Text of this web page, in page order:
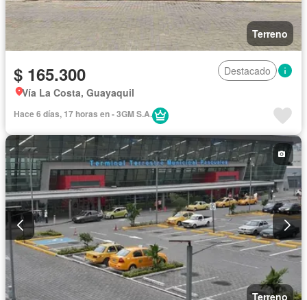
Terreno
$ 165.300
Destacado
Vía La Costa, Guayaquil
Hace 6 días, 17 horas en - 3GM S.A.
Terreno